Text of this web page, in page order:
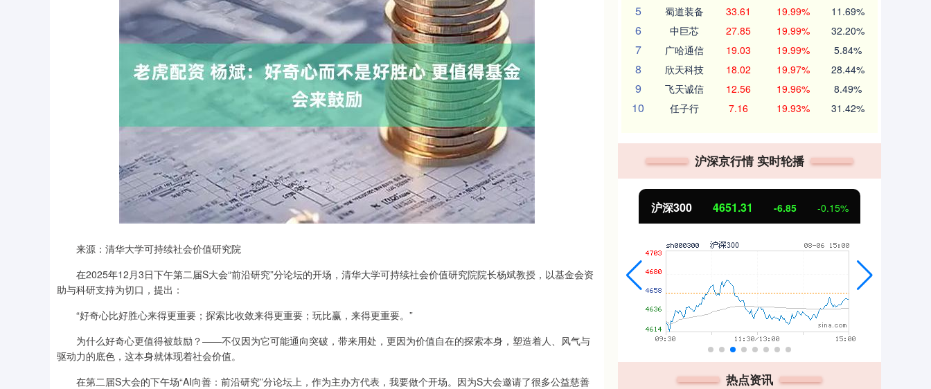
来源：清华大学可持续社会价值研究院
在2025年12月3日下午第二届S大会“前沿研究”分论坛的开场，清华大学可持续社会价值研究院院长杨斌教授，以基金会资
助与科研支持为切口，提出：
“好奇心比好胜心来得更重要；探索比收敛来得更重要；玩比赢，来得更重要。”
为什么好奇心更值得被鼓励？——不仅因为它可能通向突破，带来用处，更因为价值自在的探索本身，塑造着人、风气与
驱动力的底色，这本身就体现着社会价值。
在第二届S大会的下午场“AI向善：前沿研究”分论坛上，作为主办方代表，我要做个开场。因为S大会邀请了很多公益慈善
5 蜀道装备 33.61 19.99% 11.69%
6 中巨芯 27.85 19.99% 32.20%
7 广哈通信 19.03 19.99% 5.84%
8 欣天科技 18.02 19.97% 28.44%
9 飞天诚信 12.56 19.96% 8.49%
10 任子行 7.16 19.93% 31.42%
沪深京行情 实时轮播
深证成指 14110.12 -34.08 -0.24% 沪深300 4651.31 -6.85 北证50 1122.88 3.42 0.30%
热点资讯